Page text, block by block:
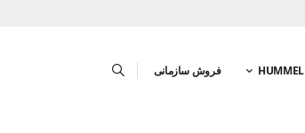
HUMMEL فروش سازمانی